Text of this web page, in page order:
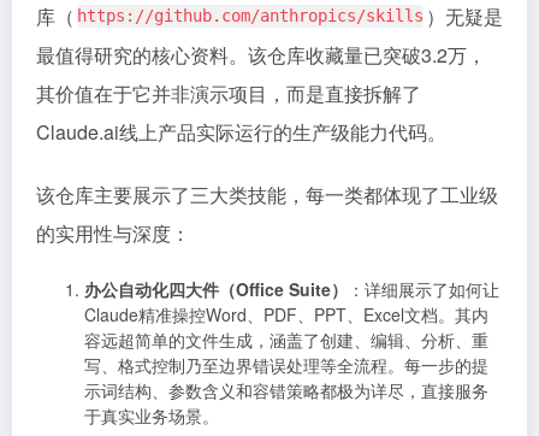
库（ https://github.com/anthropics/skills ）无疑是
最值得研究的核心资料。该仓库收藏量已突破3.2万，
其价值在于它并非演示项目，而是直接拆解了
Claude.ai线上产品实际运行的生产级能力代码。
该仓库主要展示了三大类技能，每一类都体现了工业级
的实用性与深度：
办公自动化四大件（Office Suite）
：详细展示了如何让
Claude精准操控Word、PDF、PPT、Excel文档。其内
容远超简单的文件生成，涵盖了创建、编辑、分析、重
写、格式控制乃至边界错误处理等全流程。每一步的提
示词结构、参数含义和容错策略都极为详尽，直接服务
于真实业务场景。